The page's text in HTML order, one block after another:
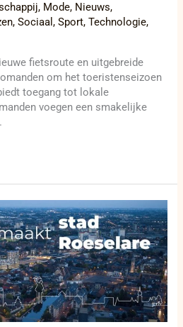
, Mode, Nieuws,
,Sociaal,Sport,Technologie,
fietsroute en uitgebreide
om het toeristenseizoen
toegang tot lokale
voegen een smakelijke